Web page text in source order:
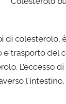
di colesterolo,
trasporto del
L’eccesso
l'intestino.